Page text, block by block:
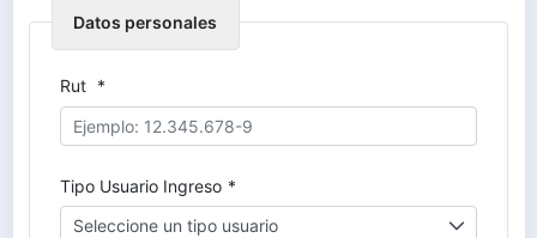
Datos personales
Rut *
Tipo Usuario Ingreso *
Seleccione un tipo usuario